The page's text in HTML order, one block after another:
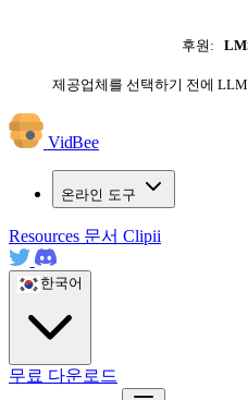
후원:
제공업체를 선택하기 전에
VidBee
온라인 도구
Resources 문서 Clipii
한국어
무료 다운로드